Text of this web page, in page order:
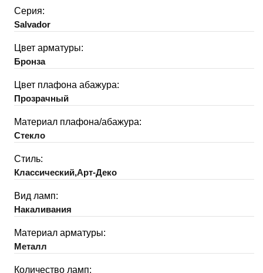
Серия:
Salvador
Цвет арматуры:
Бронза
Цвет плафона абажура:
Прозрачный
Материал плафона/абажура:
Стекло
Стиль:
Классический,Арт-Деко
Вид ламп:
Накаливания
Материал арматуры:
Металл
Количество ламп: